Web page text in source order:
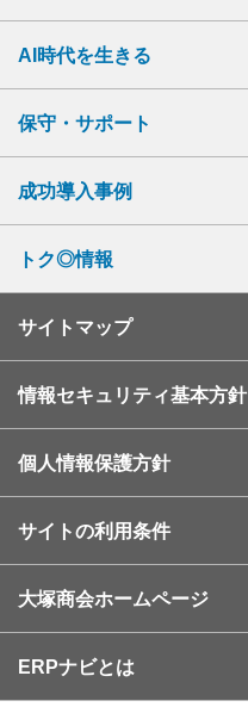
AI時代を生きる
保守・サポート
成功導入事例
トク◎情報
サイトマップ
情報セキュリティ基本方針
個人情報保護方針
サイトの利用条件
大塚商会ホームページ
ERPナビとは